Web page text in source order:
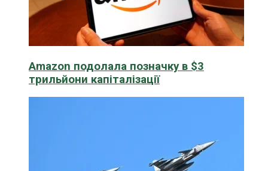
Amazon подолала позначку в $3
трильйони капіталізації